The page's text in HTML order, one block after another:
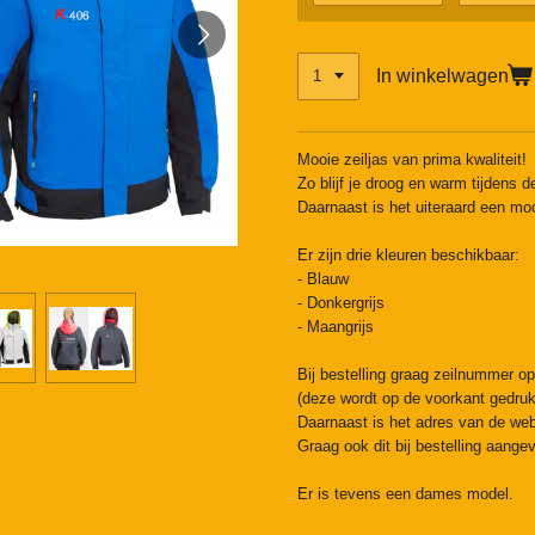
In winkelwagen
Mooie zeiljas van prima kwaliteit!
Zo blijf je droog en warm tijdens
Daarnaast is het uiteraard een
Er zijn drie kleuren beschikbaar:
- Blauw
- Donkergrijs
- Maangrijs
Bij bestelling graag zeilnummer
(deze wordt op de voorkant
Daarnaast is het adres van de
Graag ook dit bij bestelling
Er is tevens een dames model.